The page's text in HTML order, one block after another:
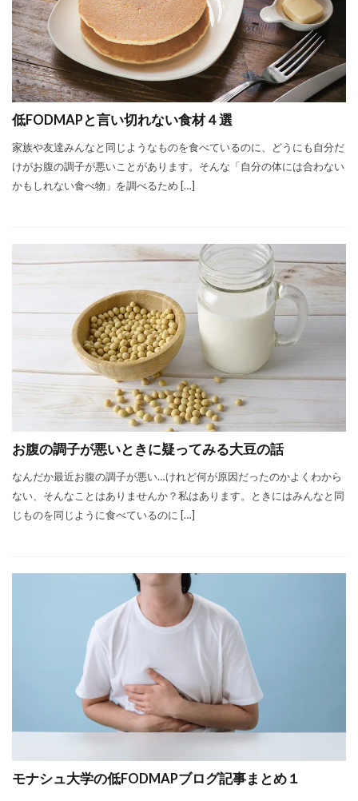
低FODMAPと言い切れない食材４選
家族や友達みんなと同じようなものを食べているのに、どうにも自分だ
けがお腹の調子が悪いことがあります。そんな「自分の体には合わない
かもしれない食べ物」を調べるため […]
お腹の調子が悪いときに疑ってみる大豆の話
なんだか最近お腹の調子が悪い…けれど何が原因だったのかよくわから
ない、そんなことはありませんか？私はあります。ときにはみんなと同
じものを同じように食べているのに […]
モナシュ大学の低FODMAPブログ記事まとめ１